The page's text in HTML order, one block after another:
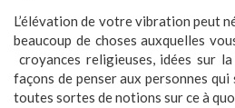
L’élévation de votre vibration peut
beaucoup de choses auxquelles
croyances religieuses, idées sur
façons de penser aux personnes
toutes sortes de notions sur ce à